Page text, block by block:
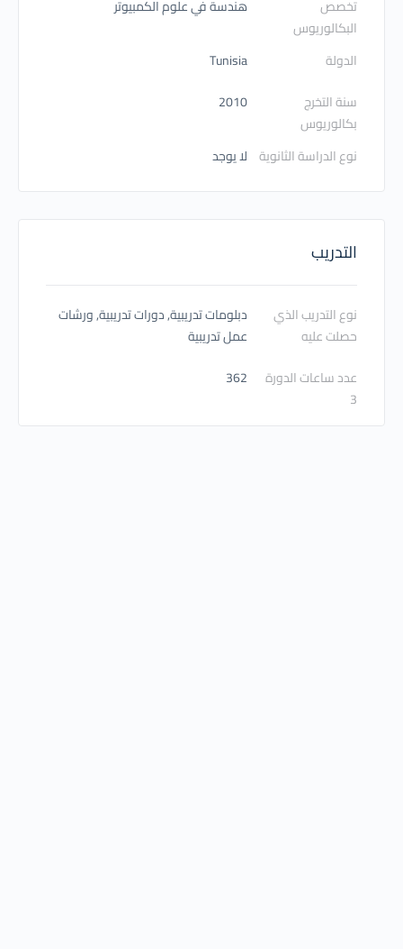
تخصص
البكالوريوس
هندسة في علوم الكمبيوتر
الدولة
Tunisia
سنة التخرج
بكالوريوس
2010
نوع الدراسة الثانوية لا يوجد
التدريب
نوع التدريب الذي
حصلت عليه
دبلومات تدريبية, دورات تدريبية, ورشات
عمل تدريبية
عدد ساعات الدورة
3
362